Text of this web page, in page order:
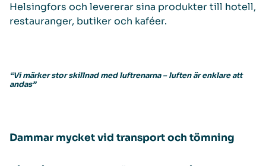
Helsingfors och levererar sina produkter till hotell,
restauranger, butiker och kaféer.
“Vi märker stor skillnad med luftrenarna – luften är enklare att
andas”
Dammar mycket vid transport och tömning